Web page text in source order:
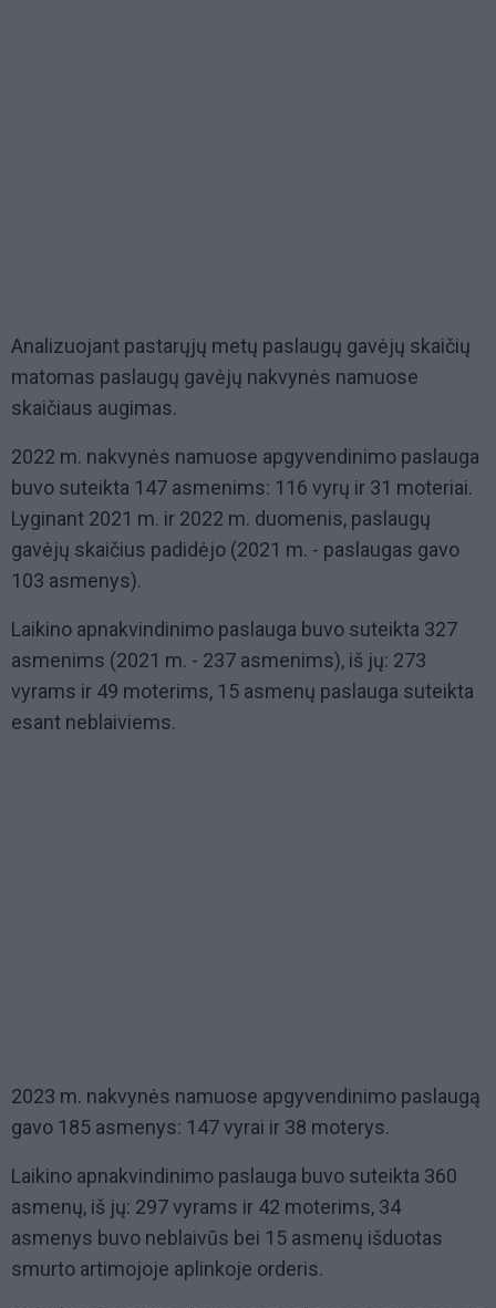
Analizuojant pastarųjų metų paslaugų gavėjų skaičių
matomas paslaugų gavėjų nakvynės namuose
skaičiaus augimas.
2022 m. nakvynės namuose apgyvendinimo paslauga
buvo suteikta 147 asmenims: 116 vyrų ir 31 moteriai.
Lyginant 2021 m. ir 2022 m. duomenis, paslaugų
gavėjų skaičius padidėjo (2021 m. - paslaugas gavo
103 asmenys).
Laikino apnakvindinimo paslauga buvo suteikta 327
asmenims (2021 m. - 237 asmenims), iš jų: 273
vyrams ir 49 moterims, 15 asmenų paslauga suteikta
esant neblaiviems.
2023 m. nakvynės namuose apgyvendinimo paslaugą
gavo 185 asmenys: 147 vyrai ir 38 moterys.
Laikino apnakvindinimo paslauga buvo suteikta 360
asmenų, iš jų: 297 vyrams ir 42 moterims, 34
asmenys buvo neblaivūs bei 15 asmenų išduotas
smurto artimojoje aplinkoje orderis.